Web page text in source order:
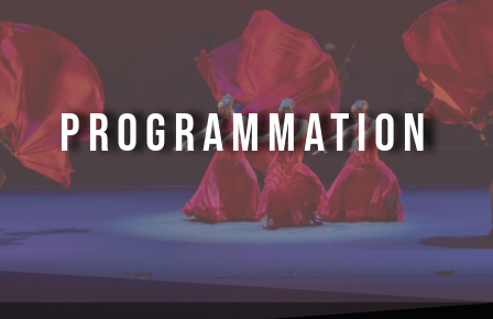
PROGRAMMATION